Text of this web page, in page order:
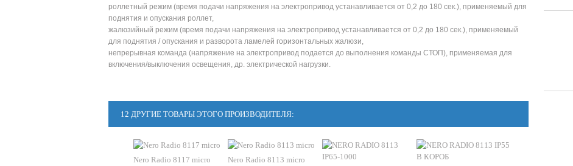
роллетный режим (время подачи напряжения на электропривод устанавливается от 0,2 до 180 сек.), применяемый для
поднятия и опускания роллет,
жалюзийный режим (время подачи напряжения на электропривод устанавливается от 0,2 до 180 сек.), применяемый
для поднятия / опускания и разворота ламелей горизонтальных жалюзи,
непрерывная команда (напряжение на электропривод подается до выполнения команды СТОП), применяемая для
включения/выключения освещения, др. электрической нагрузки.
12 ДРУГИЕ ТОВАРЫ ЭТОГО ПРОИЗВОДИТЕЛЯ:
Nero Radio 8117 micro Nero Radio 8113 micro